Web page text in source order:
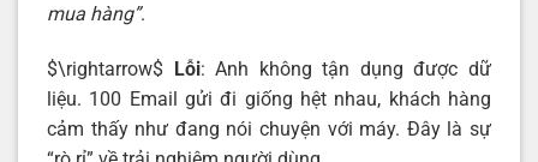
mua hàng”.
$\rightarrow$ Lỗi: Anh không tận dụng được dữ
liệu. 100 Email gửi đi giống hệt nhau, khách hàng
cảm thấy như đang nói chuyện với máy. Đây là sự